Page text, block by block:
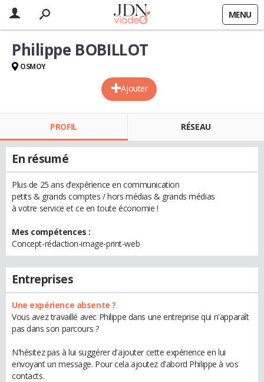
MENU
Ajouter
Philippe BOBILLOT
OSMOY
PROFIL RÉSEAU
En résumé
Plus de 25 ans d’expérience en communication
petits & grands comptes / hors médias & grands médias
à votre service et ce en toute économie !
Mes compétences :
Concept-rédaction-image-print-web
Entreprises
Une expérience absente ?
Vous avez travaillé avec Philippe dans une entreprise qui n'apparaît
pas dans son parcours ?
N'hésitez pas à lui suggérer d'ajouter cette expérience en lui
envoyant un message. Pour cela ajoutez d'abord Philippe à vos
contacts.